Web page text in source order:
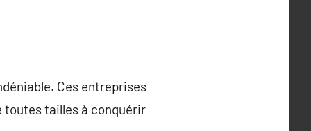
Ces entreprises
tailles à conquérir